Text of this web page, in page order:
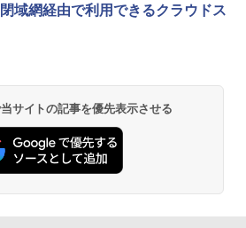
域網経由で利用できるクラウドス
サイトの記事を優先表示させる